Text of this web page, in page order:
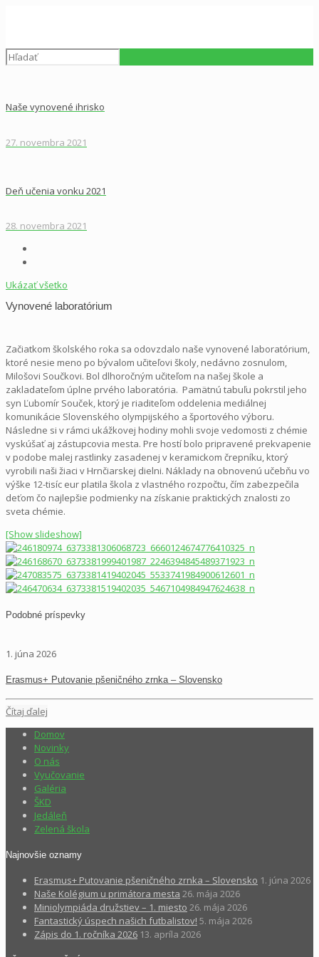
Naše vynovené ihrisko
27. novembra 2021
Deň učenia vonku 2021
28. novembra 2021
Ukázať všetko
Vynovené laboratórium
Začiatkom školského roka sa odovzdalo naše vynovené laboratórium,
ktoré nesie meno po bývalom učiteľovi školy, nedávno zosnulom,
Milošovi Součkovi. Bol dlhoročným učiteľom na našej škole a
zakladateľom úplne prvého laboratória. Pamätnú tabuľu pokrstil jeho
syn Ľubomír Souček, ktorý je riaditeľom oddelenia mediálnej
komunikácie Slovenského olympijského a športového výboru.
Následne si v rámci ukážkovej hodiny mohli svoje vedomosti z chémie
vyskúšať aj zástupcovia mesta. Pre hostí bolo pripravené prekvapenie
v podobe malej rastlinky zasadenej v keramickom črepníku, ktorý
vyrobili naši žiaci v Hrnčiarskej dielni. Náklady na obnovenú učebňu vo
výške 12-tisíc eur platila škola z vlastného rozpočtu, čím zabezpečila
deťom čo najlepšie podmienky na získanie praktických znalosti zo
sveta chémie.
[Show slideshow]
Podobné príspevky
1. júna 2026
Erasmus+ Putovanie pšeničného zrnka – Slovensko
Čítaj ďalej
Domov
Novinky
O nás
Vyučovanie
Galéria
ŠKD
Jedáleň
Zelená škola
Najnovšie oznamy
Erasmus+ Putovanie pšeničného zrnka – Slovensko 1. júna 2026
Naše Kolégium u primátora mesta 26. mája 2026
Miniolympiáda družstiev – 1. miesto 26. mája 2026
Fantastický úspech našich futbalistov! 5. mája 2026
Zápis do 1. ročníka 2026 13. apríla 2026